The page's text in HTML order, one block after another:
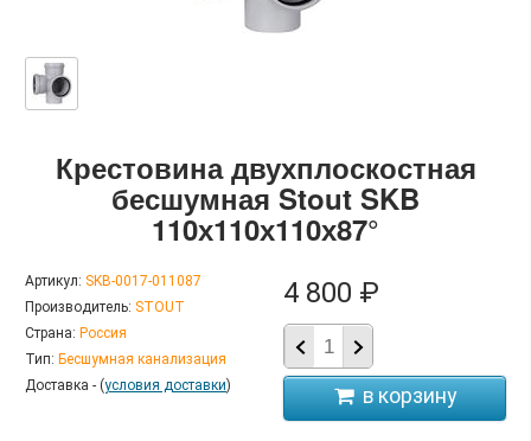
Крестовина двухплоскостная
бесшумная Stout SKB
110х110х110х87°
Артикул: SKB-0017-011087
Производитель: STOUT
Страна: Россия
Тип: Бесшумная канализация
Доставка - (условия доставки)
4 800 ₽